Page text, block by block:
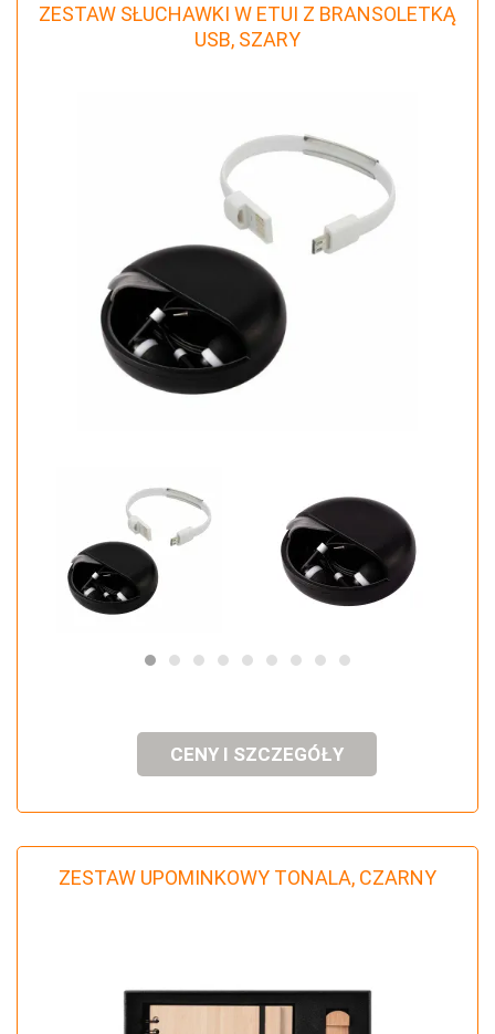
ZESTAW SŁUCHAWKI W ETUI Z BRANSOLETKĄ
USB, SZARY
CENY I SZCZEGÓŁY
ZESTAW UPOMINKOWY TONALA, CZARNY